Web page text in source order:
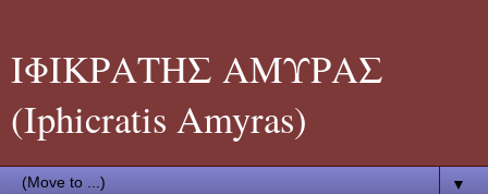
ΙΦΙΚΡΑΤΗΣ ΑΜΥΡΑΣ
(Iphicratis Amyras)
▼